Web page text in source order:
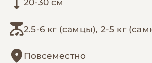
20-30 см
2.5-6 кг (самцы), 2-5 кг
Повсеместно